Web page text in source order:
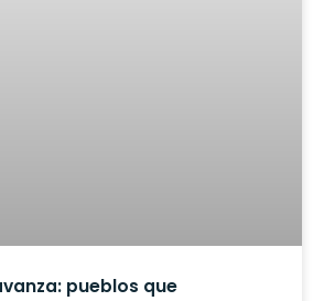
pueblos que